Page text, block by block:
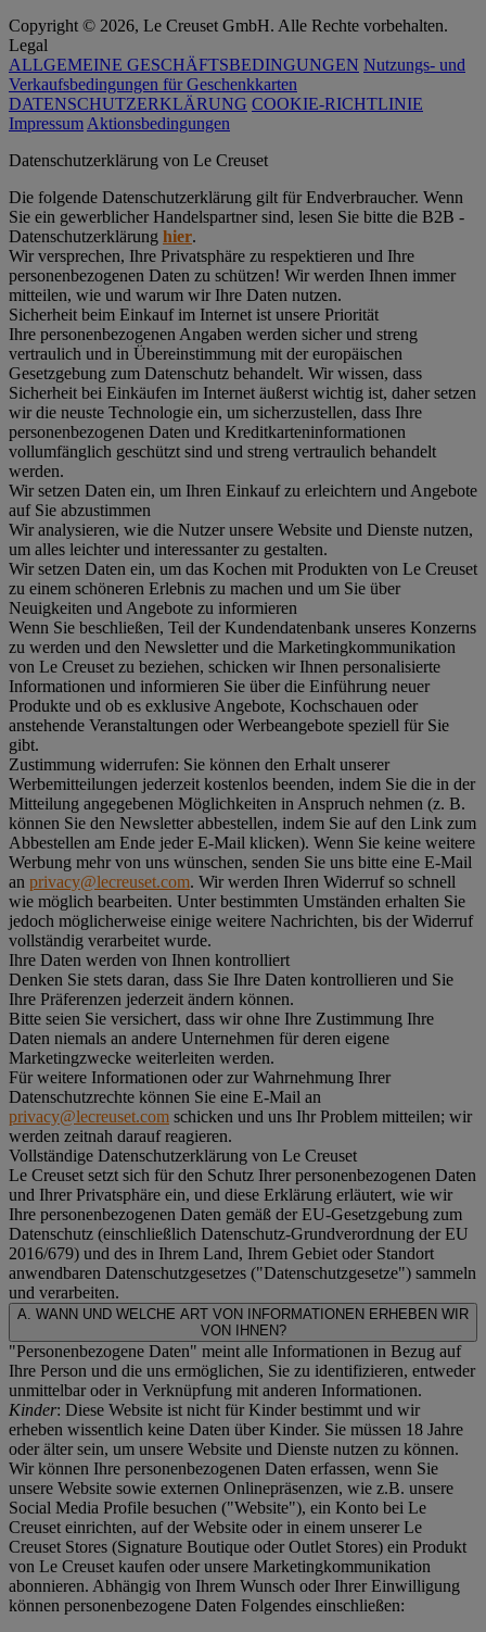
Copyright © 2026, Le Creuset GmbH. Alle Rechte vorbehalten.
Legal
ALLGEMEINE GESCHÄFTSBEDINGUNGEN Nutzungs- und
Verkaufsbedingungen für Geschenkkarten
DATENSCHUTZERKLÄRUNG COOKIE-RICHTLINIE
Impressum Aktionsbedingungen
Datenschutz­erklärung von Le Creuset
Die folgende Datenschutzerklärung gilt für Endverbraucher. Wenn
Sie ein gewerblicher Handelspartner sind, lesen Sie bitte die B2B -
Datenschutzerklärung hier.
Wir versprechen, Ihre Privatsphäre zu respektieren und Ihre
personenbezogenen Daten zu schützen! Wir werden Ihnen immer
mitteilen, wie und warum wir Ihre Daten nutzen.
Sicherheit beim Einkauf im Internet ist unsere Priorität
Ihre personenbezogenen Angaben werden sicher und streng
vertraulich und in Übereinstimmung mit der europäischen
Gesetzgebung zum Datenschutz behandelt. Wir wissen, dass
Sicherheit bei Einkäufen im Internet äußerst wichtig ist, daher setzen
wir die neuste Technologie ein, um sicherzustellen, dass Ihre
personenbezogenen Daten und Kreditkarteninformationen
vollumfänglich geschützt sind und streng vertraulich behandelt
werden.
Wir setzen Daten ein, um Ihren Einkauf zu erleichtern und Angebote
auf Sie abzustimmen
Wir analysieren, wie die Nutzer unsere Website und Dienste nutzen,
um alles leichter und interessanter zu gestalten.
Wir setzen Daten ein, um das Kochen mit Produkten von Le Creuset
zu einem schöneren Erlebnis zu machen und um Sie über
Neuigkeiten und Angebote zu informieren
Wenn Sie beschließen, Teil der Kundendatenbank unseres Konzerns
zu werden und den Newsletter und die Marketingkommunikation
von Le Creuset zu beziehen, schicken wir Ihnen personalisierte
Informationen und informieren Sie über die Einführung neuer
Produkte und ob es exklusive Angebote, Kochschauen oder
anstehende Veranstaltungen oder Werbeangebote speziell für Sie
gibt.
Zustimmung widerrufen: Sie können den Erhalt unserer
Werbemitteilungen jederzeit kostenlos beenden, indem Sie die in der
Mitteilung angegebenen Möglichkeiten in Anspruch nehmen (z. B.
können Sie den Newsletter abbestellen, indem Sie auf den Link zum
Abbestellen am Ende jeder E-Mail klicken). Wenn Sie keine weitere
Werbung mehr von uns wünschen, senden Sie uns bitte eine E-Mail
an privacy@lecreuset.com. Wir werden Ihren Widerruf so schnell
wie möglich bearbeiten. Unter bestimmten Umständen erhalten Sie
jedoch möglicherweise einige weitere Nachrichten, bis der Widerruf
vollständig verarbeitet wurde.
Ihre Daten werden von Ihnen kontrolliert
Denken Sie stets daran, dass Sie Ihre Daten kontrollieren und Sie
Ihre Präferenzen jederzeit ändern können.
Bitte seien Sie versichert, dass wir ohne Ihre Zustimmung Ihre
Daten niemals an andere Unternehmen für deren eigene
Marketingzwecke weiterleiten werden.
Für weitere Informationen oder zur Wahrnehmung Ihrer
Datenschutzrechte können Sie eine E-Mail an
privacy@lecreuset.com schicken und uns Ihr Problem mitteilen; wir
werden zeitnah darauf reagieren.
Vollständige Datenschutzerklärung von Le Creuset
Le Creuset setzt sich für den Schutz Ihrer personenbezogenen Daten
und Ihrer Privatsphäre ein, und diese Erklärung erläutert, wie wir
Ihre personenbezogenen Daten gemäß der EU-Gesetzgebung zum
Datenschutz (einschließlich Datenschutz-Grundverordnung der EU
2016/679) und des in Ihrem Land, Ihrem Gebiet oder Standort
anwendbaren Datenschutzgesetzes ("Datenschutzgesetze") sammeln
und verarbeiten.
A. WANN UND WELCHE ART VON INFORMATIONEN ERHEBEN WIR
VON IHNEN?
"Personenbezogene Daten" meint alle Informationen in Bezug auf
Ihre Person und die uns ermöglichen, Sie zu identifizieren, entweder
unmittelbar oder in Verknüpfung mit anderen Informationen.
Kinder: Diese Website ist nicht für Kinder bestimmt und wir
erheben wissentlich keine Daten über Kinder. Sie müssen 18 Jahre
oder älter sein, um unsere Website und Dienste nutzen zu können.
Wir können Ihre personenbezogenen Daten erfassen, wenn Sie
unsere Website sowie externen Onlinepräsenzen, wie z.B. unsere
Social Media Profile besuchen ("Website"), ein Konto bei Le
Creuset einrichten, auf der Website oder in einem unserer Le
Creuset Stores (Signature Boutique oder Outlet Stores) ein Produkt
von Le Creuset kaufen oder unsere Marketingkommunikation
abonnieren. Abhängig von Ihrem Wunsch oder Ihrer Einwilligung
können personenbezogene Daten Folgendes einschließen: